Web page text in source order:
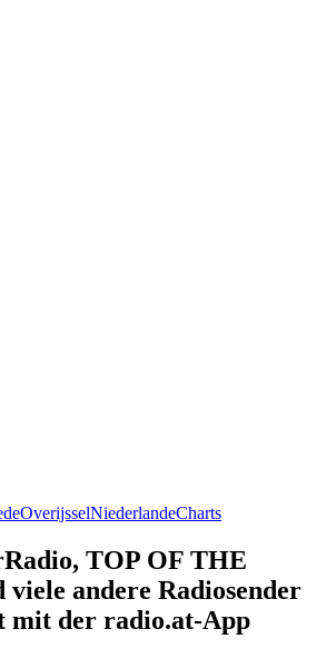
OverijsselNiederlandeCharts
TOP OF THE
viele andere Radiosender
mit der radio.at-App